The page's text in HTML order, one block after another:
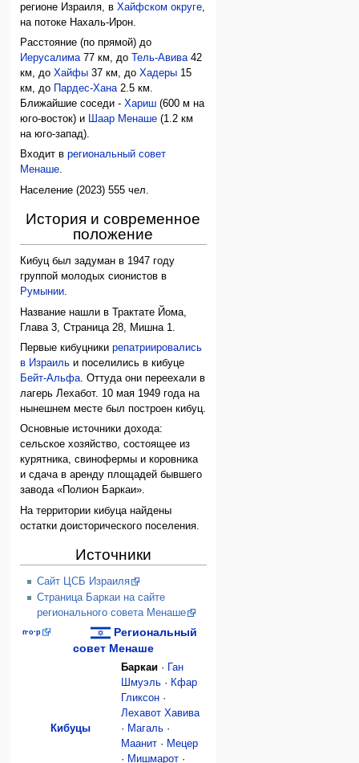
регионе Израиля, вХайфском округе
на потоке Нахаль-Ирон.
Расстояние (по прямой) до
Иерусалима77 км, до Тель-Авива42
км, доХайфы 37 км, доХадеры 15
км, до
Пардес-Хана2.5 км.
Ближайшие соседи -Хариш (600 м на
юго-восток) и Шаар Менаше (1.2 км
на юго-запад).
Входит врегиональный совет
Менаше.
Население (2023) 555 чел.
История и современное
положение
Кибуц был задуман в 1947 году
группой молодых сионистов в
Румынии.
Название нашли в Трактате Йома,
Глава 3, Страница 28, Мишна 1.
Первые кибуцникирепатриировались
в Израиль и поселились в кибуце
Бейт-Альфа. Оттуда они переехали в
лагерь Лехабот. 10 мая 1949 года на
нынешнем месте был построен кибуц.
Основные источники дохода:
сельское хозяйство, состоящее из
курятника, свинофермы и коровника
и сдача в аренду площадей бывшего
завода «Полион Баркаи».
На территории кибуца найдены
остатки доисторического поселения.
Источники
Сайт ЦСБ Израиля
Страница Баркаи на сайте
регионального совета Менаше
п·о·р
Региональный
совет Менаше
Кибуцы
Баркаи · Ган
Шмуэль · Кфар
Гликсон ·
Лехавот Хавива
· Магаль ·
Маанит · Мецер
· Мишмарот ·